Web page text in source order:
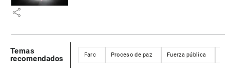
share
Temas
recomendados
Farc Proceso de paz Fuerza pública